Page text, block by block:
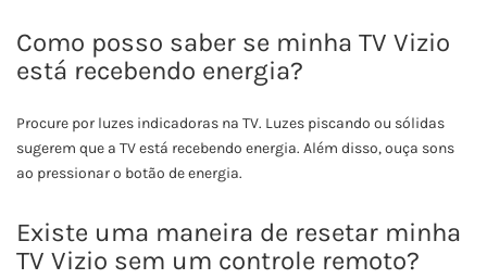
Como posso saber se minha TV Vizio
está recebendo energia?
Procure por luzes indicadoras na TV. Luzes piscando ou sólidas
sugerem que a TV está recebendo energia. Além disso, ouça sons
ao pressionar o botão de energia.
Existe uma maneira de resetar minha
TV Vizio sem um controle remoto?